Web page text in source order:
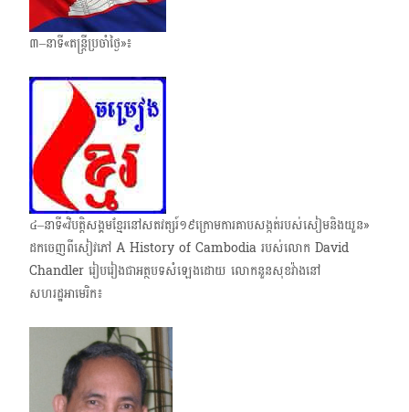
៣–នាទី«តន្ត្រីប្រចាំថ្ងៃ»៖
៤–នាទី«វិបត្តិសង្គមខ្មែរនៅសតវត្សរ៍១៩ក្រោមការគាបសង្កត់របស់សៀមនិងយួន»​
ដកចេញពីសៀវភៅ A History of Cambodia របស់​លោក David
Chandler រៀបរៀងជាអត្ថបទ​សំឡេងដោយ លោកនួន​សុខវ៉ាងនៅ
សហរដ្ឋអាមេរិក៖